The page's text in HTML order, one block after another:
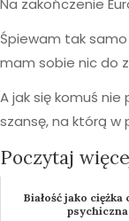
Śpiewam tak
mam sobie nic do
A jak się komuś
szansę, na którą w
Poczytaj
Białość jako ciężka
psychiczna